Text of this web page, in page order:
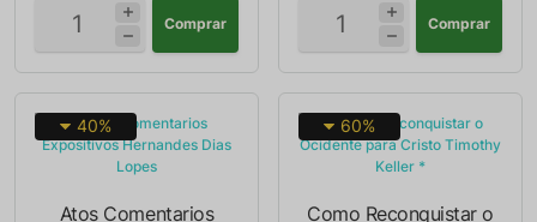
Comprar Comprar
40%
Atos Comentarios
60%
Como Reconquistar o